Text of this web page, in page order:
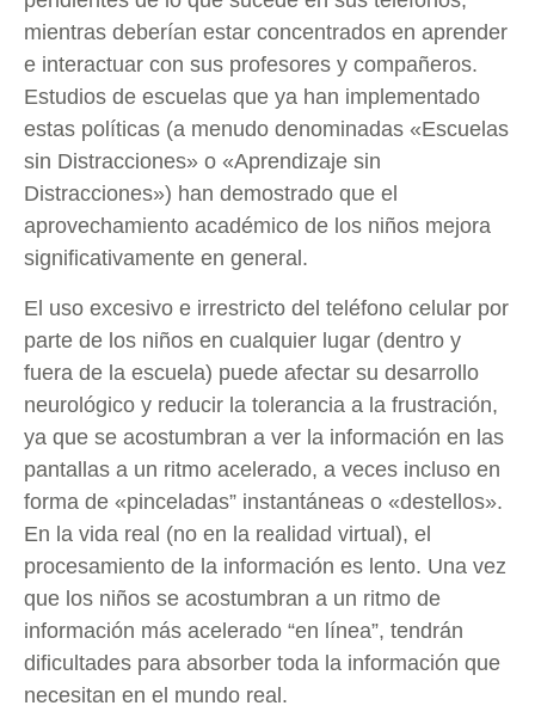
mientras deberían estar concentrados en aprender
e interactuar con sus profesores y compañeros.
Estudios de escuelas que ya han implementado
estas políticas (a menudo denominadas «Escuelas
sin Distracciones» o «Aprendizaje sin
Distracciones») han demostrado que el
aprovechamiento académico de los niños mejora
significativamente en general.
El uso excesivo e irrestricto del teléfono celular por
parte de los niños en cualquier lugar (dentro y
fuera de la escuela) puede afectar su desarrollo
neurológico y reducir la tolerancia a la frustración,
ya que se acostumbran a ver la información en las
pantallas a un ritmo acelerado, a veces incluso en
forma de «pinceladas” instantáneas o «destellos».
En la vida real (no en la realidad virtual), el
procesamiento de la información es lento. Una vez
que los niños se acostumbran a un ritmo de
información más acelerado “en línea”, tendrán
dificultades para absorber toda la información que
necesitan en el mundo real.